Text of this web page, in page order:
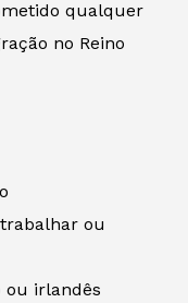
qualquer
no Reino
ou
ou irlandês